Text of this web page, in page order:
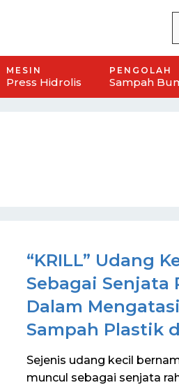
MESIN
Press Hidrolis
PENGOLAH
Sampah
“KRILL” Udang
Sebagai Senjata
Dalam Mengatasi
Sampah Plastik
Sejenis udang kecil
muncul sebagai senjata
Mesin Pirolisis